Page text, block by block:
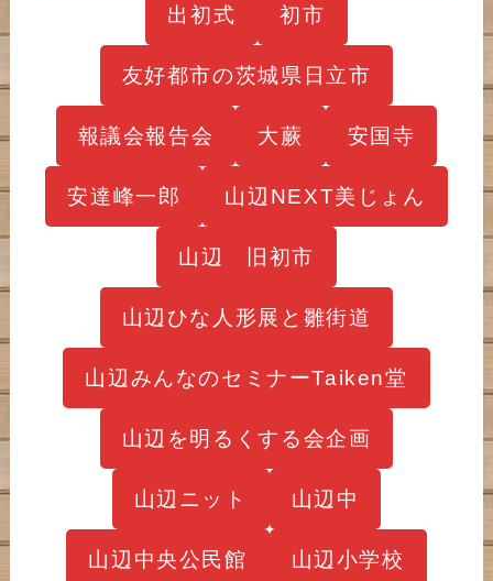
出初式 初市
友好都市の茨城県日立市
報議会報告会 大蕨 安国寺
安達峰一郎 山辺NEXT美じょん
山辺 旧初市
山辺ひな人形展と雛街道
山辺みんなのセミナーTaiken堂
山辺を明るくする会企画
山辺ニット 山辺中
山辺中央公民館 山辺小学校